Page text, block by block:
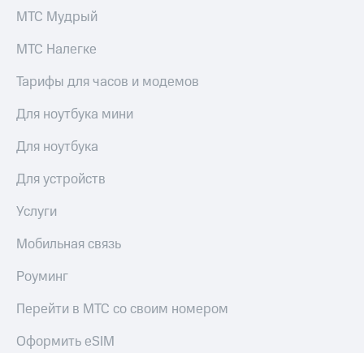
МТС Мудрый
МТС Налегке
Тарифы для часов и модемов
Для ноутбука мини
Для ноутбука
Для устройств
Услуги
Мобильная связь
Роуминг
Перейти в МТС со своим номером
Оформить eSIM